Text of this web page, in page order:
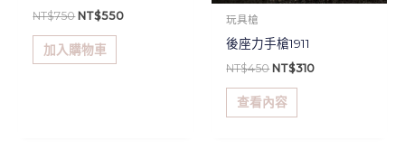
NT$750 NT$550
加入購物車
玩具槍
後座力手槍1911
NT$450 NT$310
查看內容